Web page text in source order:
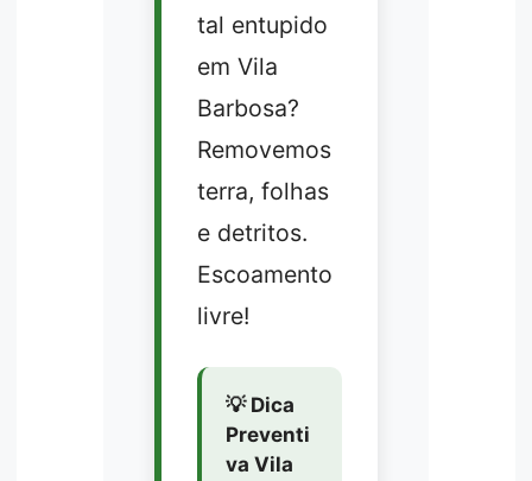
tal entupido
em Vila
Barbosa?
Removemos
terra, folhas
e detritos.
Escoamento
livre!
💡 Dica
Preventi
va Vila